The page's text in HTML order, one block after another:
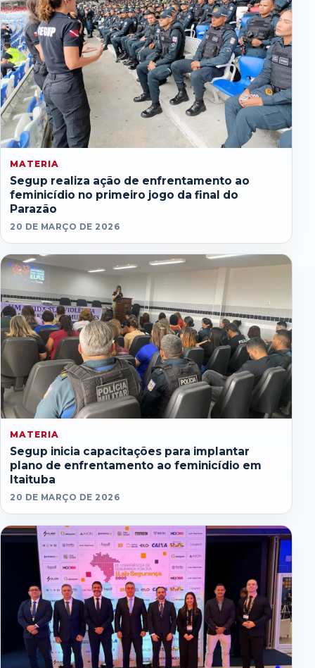
MATERIA
Segup realiza ação de enfrentamento ao
feminicídio no primeiro jogo da final do
Parazão
20 DE MARÇO DE 2026
MATERIA
Segup inicia capacitações para implantar
plano de enfrentamento ao feminicídio em
Itaituba
20 DE MARÇO DE 2026